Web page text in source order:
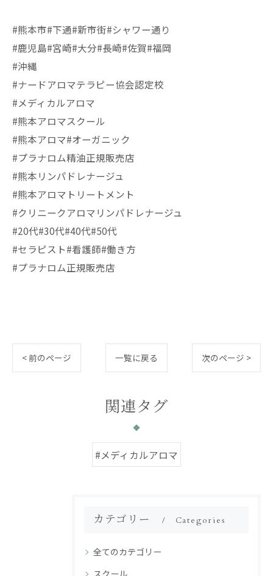
#熊本市#下通#新市街#シャワー通り
#鹿児島#宮崎#大分#長崎#佐賀#福岡
#沖縄
#ナードアロマテラピー協会認定校
#メディカルアロマ
#熊本アロマスクール
#熊本アロマ#オーガニック
#プラナロム精油正規販売店
#熊本リンパドレナージュ
#熊本アロマトリートメント
#クリニークアロマリンパドレナージュ
#20代#30代#40代#50代
#セラピスト#看護師#働き方
#プラナロム正規販売店
< 前のページ 一覧に戻る 次のページ >
関連タグ
#メディカルアロマ
カテゴリー Categories
全てのカテゴリー
スクール